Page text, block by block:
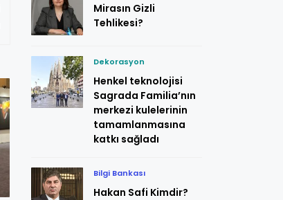
Mirasın Gizli
Tehlikesi?
Dekorasyon
Henkel teknolojisi
Sagrada Familia’nın
merkezi kulelerinin
tamamlanmasına
katkı sağladı
Bilgi Bankası
Hakan Safi Kimdir?